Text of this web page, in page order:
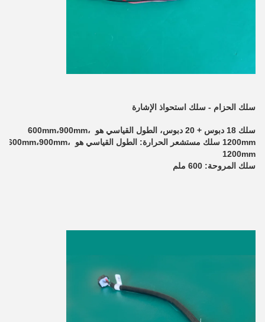
سلك الحزام - سلك استحواذ الإشارة
سلك 18 دبوس + 20 دبوس، الطول القياسي هو 600mm،900mm،
1200mm سلك مستشعر الحرارة: الطول القياسي هو 600mm،900mm،
1200mm
سلك المروحة: 600 ملم